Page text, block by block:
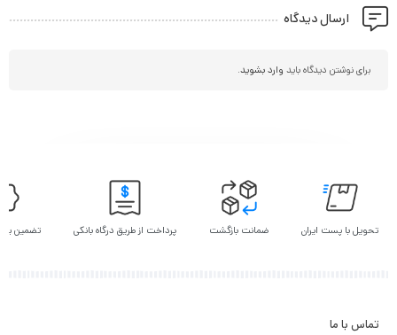
ارسال دیدگاه
برای نوشتن دیدگاه باید وارد بشوید.
تحویل با پست ایران ضمانت بازگشت پرداخت از طریق درگاه بانکی تضمین
تماس با ما